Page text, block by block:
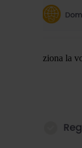
seleziona